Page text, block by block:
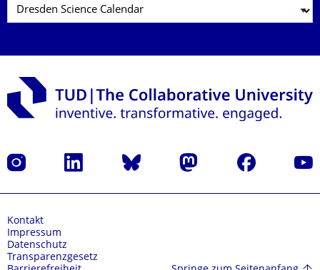
Instagram LinkedIn Bluesky Mastodon Facebook
Kontakt
Impressum
Datenschutz
Transparenzgesetz